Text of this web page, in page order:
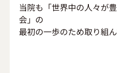
当院も「世界中の人々が
会」の
最初の一歩のため取り組